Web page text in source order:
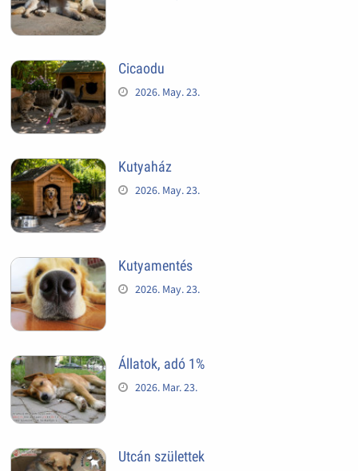
Cicaodu
2026. May. 23.
Kutyaház
2026. May. 23.
Kutyamentés
2026. May. 23.
Állatok, adó 1%
2026. Mar. 23.
Utcán születtek